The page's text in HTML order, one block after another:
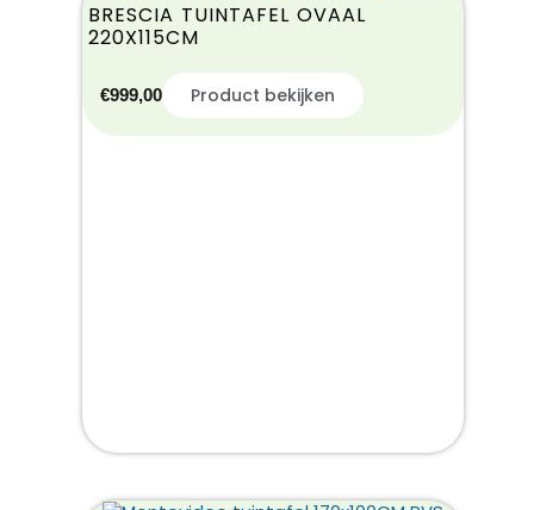
BRESCIA TUINTAFEL OVAAL
220X115CM
€999,00 Product bekijken